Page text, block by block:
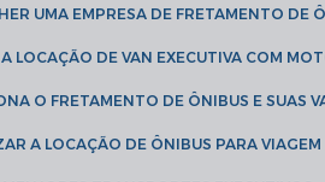
UMA EMPRESA DE FRETAMENTO DE
A LOCAÇÃO DE VAN EXECUTIVA COM
O FRETAMENTO DE ÔNIBUS E SUAS
A LOCAÇÃO DE ÔNIBUS PARA